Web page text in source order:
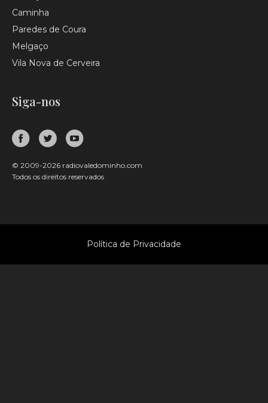
Caminha
Paredes de Coura
Melgaço
Vila Nova de Cerveira
Siga-nos
© 2009-2026 radiovaledominho.com
Todos os direitos reservados
Política de Privacidade